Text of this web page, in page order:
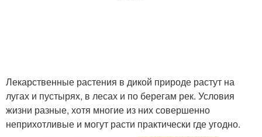
Лекарственные растения в дикой природе растут на
лугах и пустырях, в лесах и по берегам рек. Условия
жизни разные, хотя многие из них совершенно
неприхотливые и могут расти практически где угодно.